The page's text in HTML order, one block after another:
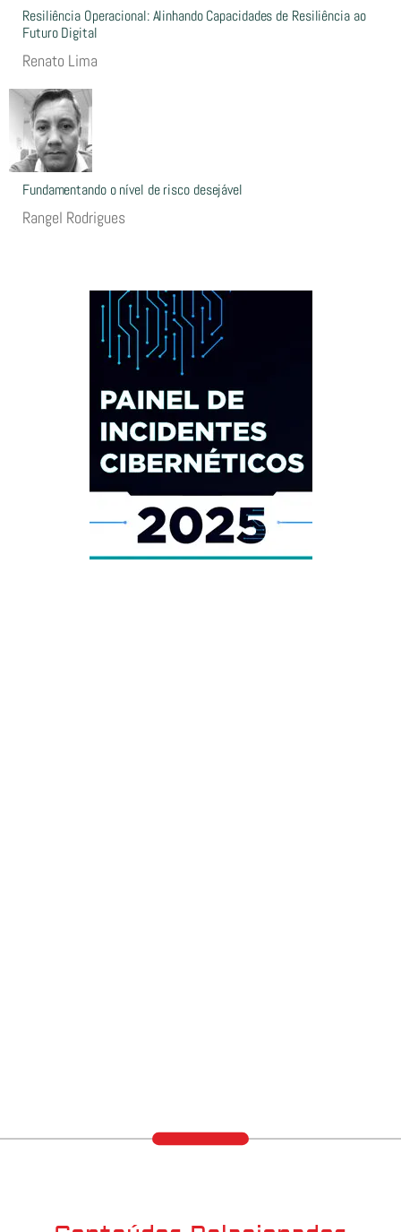
Resiliência Operacional: Alinhando Capacidades de Resiliência ao
Futuro Digital
Renato Lima
Fundamentando o nível de risco desejável
Rangel Rodrigues